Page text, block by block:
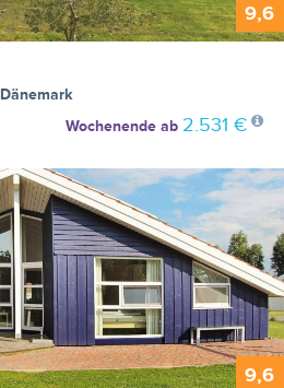
9,6
Dänemark
Wochenendeab 2.531 €
9,6